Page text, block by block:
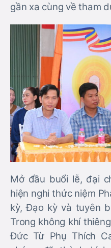
gần xa cùng về tham
Mở đầu buổi lễ, đại
hiện nghi thức niệm
kỳ, Đạo kỳ và tuyên
Trong không khí
Đức Từ Phụ Thích